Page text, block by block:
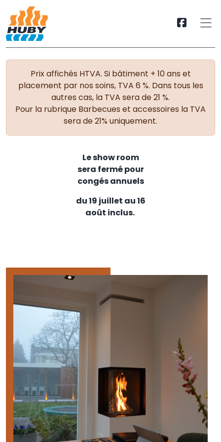
Prix affichés HTVA. Si bâtiment + 10 ans et
placement par nos soins, TVA 6 %. Dans tous les
autres cas, la TVA sera de 21 %.
Pour la rubrique Barbecues et accessoires la TVA
sera de 21% uniquement.
Le show room
sera fermé pour
congés annuels
du 19 juillet au 16
août inclus.